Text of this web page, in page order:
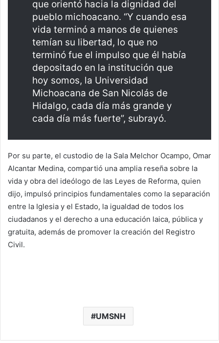
que orientó hacia la dignidad del
pueblo michoacano. “Y cuando esa
vida terminó a manos de quienes
temían su libertad, lo que no
terminó fue el impulso que él había
depositado en la institución que
hoy somos, la Universidad
Michoacana de San Nicolás de
Hidalgo, cada día más grande y
cada día más fuerte”, subrayó.
Por su parte, el custodio de la Sala Melchor Ocampo, Omar
Alcantar Medina, compartió una amplia reseña sobre la
vida y obra del ideólogo de las Leyes de Reforma, quien
dijo, impulsó principios fundamentales como la separación
entre la Iglesia y el Estado, la igualdad de todos los
ciudadanos y el derecho a una educación laica, pública y
gratuita, además de promover la creación del Registro
Civil.
UMSNH